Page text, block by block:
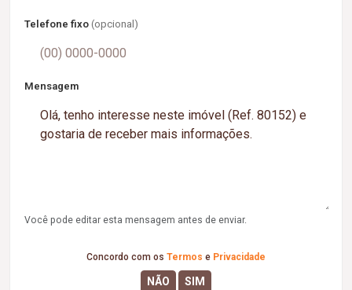
Telefone fixo (opcional)
Mensagem
Você pode editar esta mensagem antes de enviar.
Concordo com os Termos e Privacidade